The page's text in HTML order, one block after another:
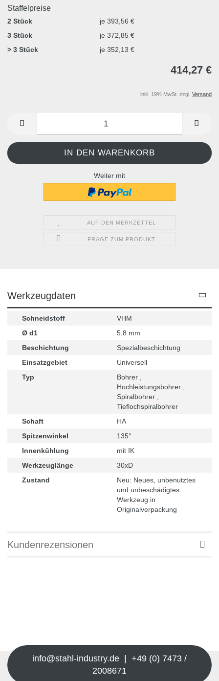
Staffelpreise
2 Stück
je 393,56 €
3 Stück
je 372,85 €
> 3 Stück
je 352,13 €
414,27 €
inkl. 19% MwSt. zzgl. Versand
Weiter mit
AUF DEN MERKZETTEL
FRAGE ZUM PRODUKT
Werkzeugdaten
Schneidstoff
VHM
Ø d1
5,8 mm
Beschichtung
Spezialbeschichtung
Einsatzgebiet
Universell
Typ
Bohrer ,
Hochleistungsbohrer ,
Spiralbohrer ,
Tieflochspiralbohrer
Schaft
HA
Spitzenwinkel
135°
Innenkühlung
mit IK
Werkzeuglänge
30xD
Zustand
Neu: Neues, unbenutztes
und unbeschädigtes
Werkzeug in
Originalverpackung
Kundenrezensionen
info@stahl-industry.de | +49 (0) 7473 /
2008671